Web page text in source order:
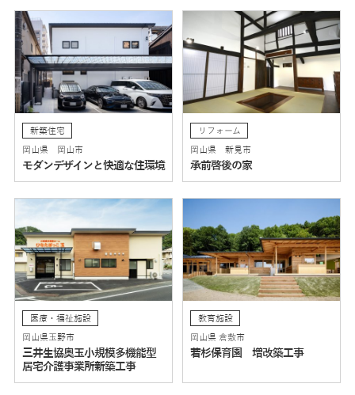
新築住宅
岡山県 岡山市
モダンデザインと快適な住環境
リフォーム
岡山県 新見市
承前啓後の家
医療・福祉施設
岡山県玉野市
三井生協奥玉小規模多機能型
居宅介護事業所新築工事
教育施設
岡山県 倉敷市
若杉保育園 増改築工事